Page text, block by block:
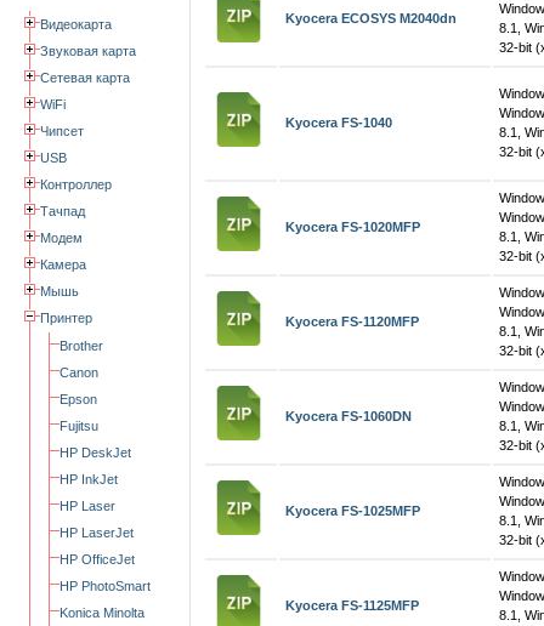
Видеокарта
Звуковая карта
Сетевая карта
WiFi
Чипсет
USB
Контроллер
Тачпад
Модем
Камера
Мышь
Принтер
Brother
Canon
Epson
Fujitsu
HP DeskJet
HP InkJet
HP Laser
HP LaserJet
HP OfficeJet
HP PhotoSmart
Konica Minolta
Kyocera ECOSYS M2040dn
8.1,
32-bit
Kyocera FS-1040
8.1,
32-bit
Kyocera FS-1020MFP
8.1,
32-bit
Kyocera FS-1120MFP
8.1,
32-bit
Kyocera FS-1060DN
8.1,
32-bit
Kyocera FS-1025MFP
8.1,
32-bit
Kyocera FS-1125MFP
8.1,